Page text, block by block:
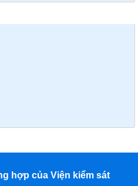
hợp của Viện kiểm sát